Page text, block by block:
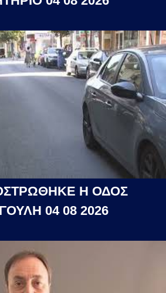
Η ΟΔΟΣ
04 08 2026